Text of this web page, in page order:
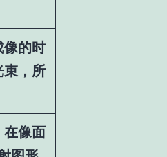
像的时
束，所
在像面